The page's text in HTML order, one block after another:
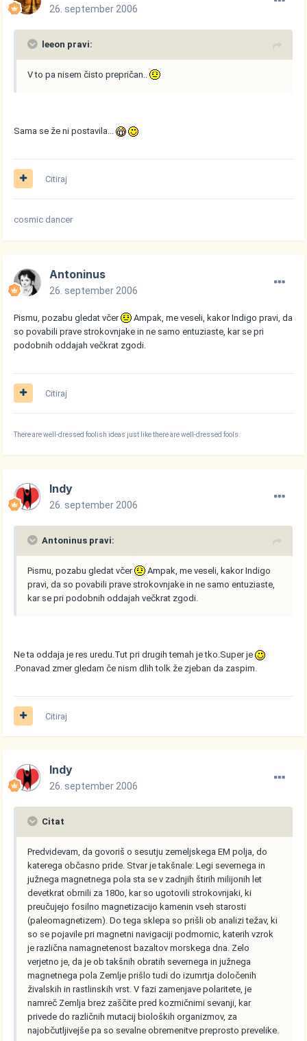
26. september 2006
leeon pravi:
V to pa nisem čisto prepričan..
Sama se že ni postavila...
Citiraj
cosmic dancer
Antoninus
26. september 2006
Pismu, pozabu gledat včer
Ampak, me veseli, kakor Indigo pravi, da
so povabili prave strokovnjake in ne samo entuziaste, kar se pri
podobnih oddajah večkrat zgodi.
Citiraj
There are well-dressed foolish ideas just like there are well-dressed fools.
Indy
26. september 2006
Antoninus pravi:
Pismu, pozabu gledat včer
Ampak, me veseli, kakor Indigo
pravi, da so povabili prave strokovnjake in ne samo entuziaste,
kar se pri podobnih oddajah večkrat zgodi.
Ne ta oddaja je res uredu.Tut pri drugih temah je tko.Super je
.Ponavad zmer gledam če nism dlih tolk že zjeban da zaspim.
Citiraj
Indy
26. september 2006
Citat
Predvidevam, da govoriš o sesutju zemeljskega EM polja, do
katerega občasno pride. Stvar je takšnale: Legi severnega in
južnega magnetnega pola sta se v zadnjih štirih milijonih let
devetkrat obrnili za 180o, kar so ugotovili strokovnjaki, ki
preučujejo fosilno magnetizacijo kamenin vseh starosti
(paleomagnetizem). Do tega sklepa so prišli ob analizi težav, ki
so se pojavile pri magnetni navigaciji podmornic, katerih vzrok
je različna namagnetenost bazaltov morskega dna. Zelo
verjetno je, da je ob takšnih obratih severnega in južnega
magnetnega pola Zemlje prišlo tudi do izumrtja določenih
živalskih in rastlinskih vrst. V fazi zamenjave polaritete, je
namreč Zemlja brez zaščite pred kozmičnimi sevanji, kar
privede do različnih mutacij bioloških organizmov, za
najobčutljivejše pa so sevalne obremenitve preprosto prevelike.